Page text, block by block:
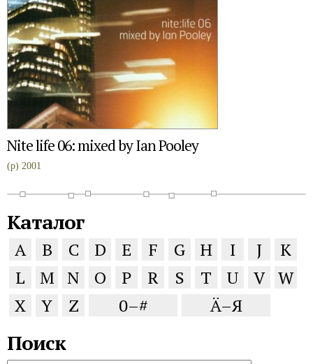
Nite life 06: mixed by Ian Pooley
(p) 2001
Каталог
A B C D E F G H I J
K
L
M N O P R S T U V W
X
Y Z 0–# Ä–Я
Поиск